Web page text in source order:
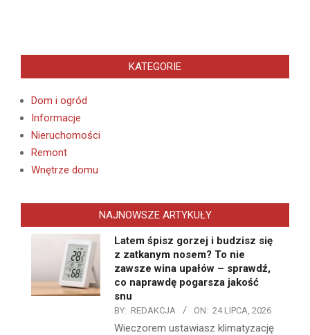
KATEGORIE
Dom i ogród
Informacje
Nieruchomości
Remont
Wnętrze domu
NAJNOWSZE ARTYKUŁY
Latem śpisz gorzej i budzisz się
z zatkanym nosem? To nie
zawsze wina upałów – sprawdź,
co naprawdę pogarsza jakość
snu
BY: REDAKCJA ON: 24 LIPCA, 2026
Wieczorem ustawiasz klimatyzację